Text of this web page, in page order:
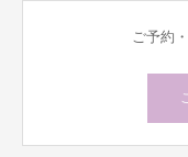
ご予約